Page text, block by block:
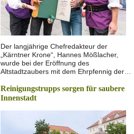
Der langjährige Chefredakteur der
„Kärntner Krone“, Hannes Mößlacher,
wurde bei der Eröffnung des
Altstadtzaubers mit dem Ehrpfennig der…
Reinigungstrupps sorgen für saubere
Innenstadt